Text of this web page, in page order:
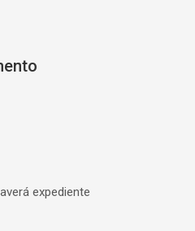
expediente